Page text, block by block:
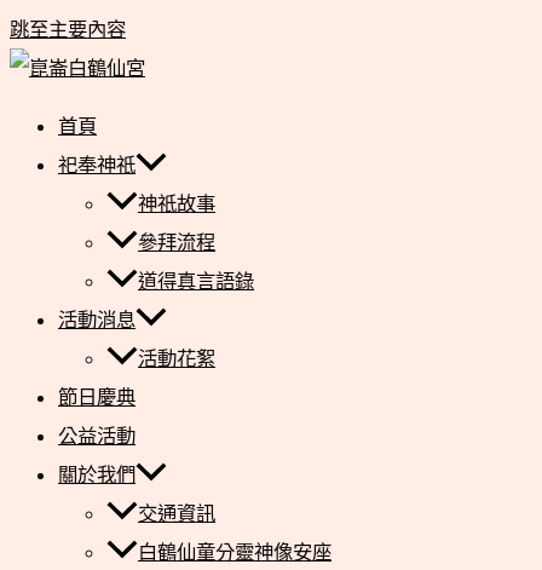
跳至主要內容
首頁
祀奉神祇
神祇故事
參拜流程
道得真言語錄
活動消息
活動花絮
節日慶典
公益活動
關於我們
交通資訊
白鶴仙童分靈神像安座